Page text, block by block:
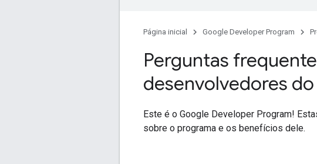
Página inicial Google Developer Program
Perguntas
desenvolvedores
Este é o Google Developer Program!
sobre o programa e os benefícios dele.